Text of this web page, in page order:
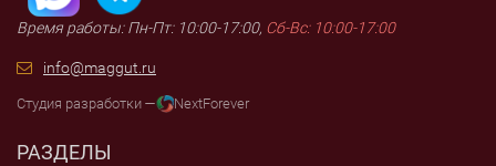
Время работы: Пн-Пт: 10:00-17:00, Сб-Вс: 10:00-17:00
info@maggut.ru
Студия разработки — NextForever
РАЗДЕЛЫ